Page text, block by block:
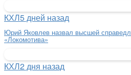
КХЛ5 дней назад
Юрий Яковлев назвал высшей
«Локомотива»
КХЛ2 дня назад